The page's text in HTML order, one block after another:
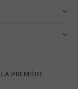
PREMIÈRE